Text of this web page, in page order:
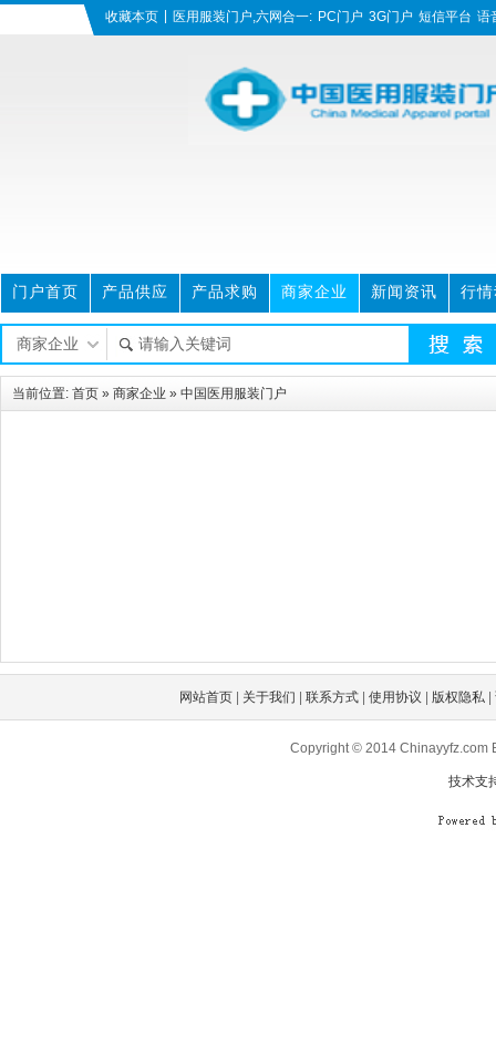
收藏本页 医用服装门户,六网合一: PC门户 3G门户 短信平台 语
门户首页 产品供应 产品求购 商家企业 新闻资讯 行
美图图库 招聘求职 资料下载
当前位置: 首页 » 商家企业 » 中国医用服装门户
网站首页 关于我们 联系方式 使用协议 版权隐私
Copyright © 2014 Chinayyfz.com
技术支